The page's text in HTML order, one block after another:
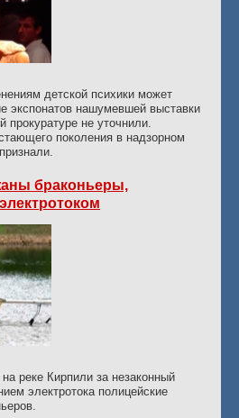
детской психики может
экспонатов нашумевшей выставки
прокуратуре не уточнили.
поколения в надзорном
браконьеры,
реке Кирпили за незаконный
электротока полицейские